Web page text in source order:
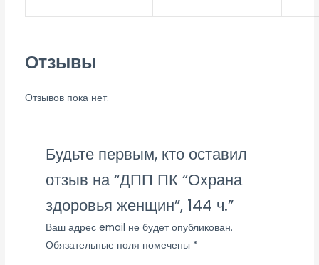
Отзывы
Отзывов пока нет.
Будьте первым, кто оставил
отзыв на “ДПП ПК “Охрана
здоровья женщин”, 144 ч.”
Ваш адрес email не будет опубликован.
Обязательные поля помечены *